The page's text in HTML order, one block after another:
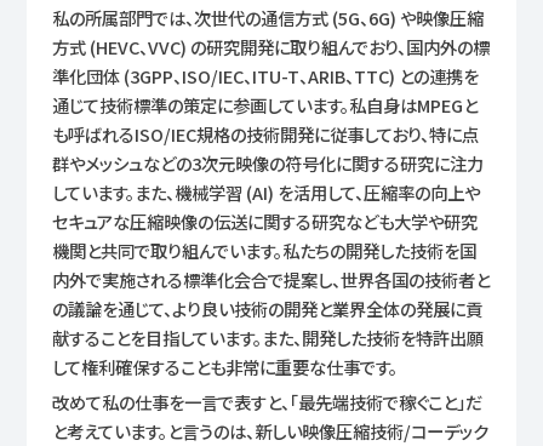
私の所属部門では、次世代の通信方式 (5G、6G) や映像圧縮
方式 (HEVC、VVC) の研究開発に取り組んでおり、国内外の標
準化団体 (3GPP、ISO/IEC、ITU-T、ARIB、TTC) との連携を
通じて技術標準の策定に参画しています。私自身はMPEGと
も呼ばれるISO/IEC規格の技術開発に従事しており、特に点
群やメッシュなどの3次元映像の符号化に関する研究に注力
しています。また、機械学習 (AI) を活用して、圧縮率の向上や
セキュアな圧縮映像の伝送に関する研究なども大学や研究
機関と共同で取り組んでいます。私たちの開発した技術を国
内外で実施される標準化会合で提案し、世界各国の技術者と
の議論を通じて、より良い技術の開発と業界全体の発展に貢
献することを目指しています。また、開発した技術を特許出願
して権利確保することも非常に重要な仕事です。
改めて私の仕事を一言で表すと、「最先端技術で稼ぐこと」だ
と考えています。と言うのは、新しい映像圧縮技術/コーデック